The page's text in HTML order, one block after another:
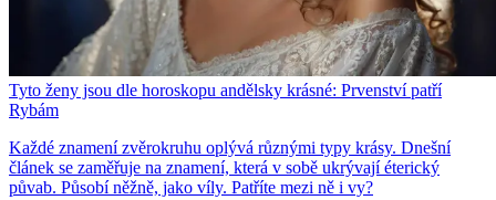
Tyto ženy jsou dle horoskopu andělsky krásné: Prvenství patří
Rybám
Každé znamení zvěrokruhu oplývá různými typy krásy. Dnešní
článek se zaměřuje na znamení, která v sobě ukrývají éterický
půvab. Působí něžně, jako víly. Patříte mezi ně i vy?